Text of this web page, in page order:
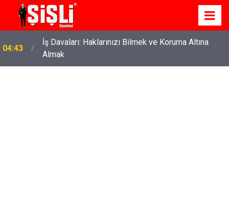
04:43
İş Davaları: Haklarınızı Bilmek ve Koruma Altına
Almak